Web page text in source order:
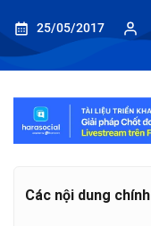
25/05/2017
Các nội dung chính